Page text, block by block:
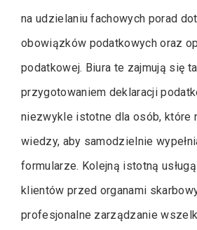
na udzielaniu fachowych porad
obowiązków podatkowych oraz
podatkowej. Biura te zajmują się
przygotowaniem deklaracji
niezwykle istotne dla osób, które
wiedzy, aby samodzielnie
formularze. Kolejną istotną
klientów przed organami
profesjonalne zarządzanie